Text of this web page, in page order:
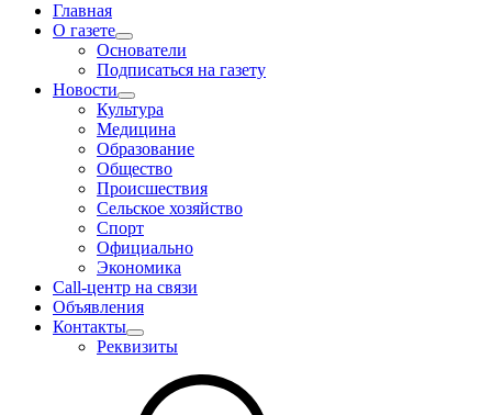
Главная
О газете
Основатели
Подписаться на газету
Новости
Культура
Медицина
Образование
Общество
Происшествия
Сельское хозяйство
Спорт
Официально
Экономика
Call-центр на связи
Объявления
Контакты
Реквизиты